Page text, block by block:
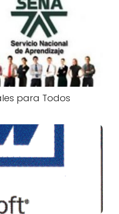
para Todos